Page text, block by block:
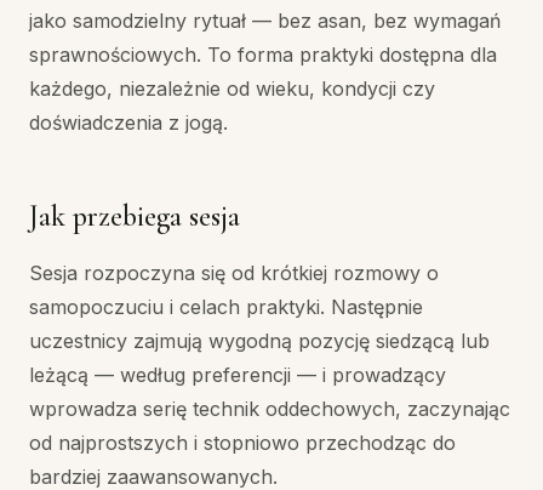
jako samodzielny rytuał — bez asan, bez wymagań
sprawnościowych. To forma praktyki dostępna dla
każdego, niezależnie od wieku, kondycji czy
doświadczenia z jogą.
Jak przebiega sesja
Sesja rozpoczyna się od krótkiej rozmowy o
samopoczuciu i celach praktyki. Następnie
uczestnicy zajmują wygodną pozycję siedzącą lub
leżącą — według preferencji — i prowadzący
wprowadza serię technik oddechowych, zaczynając
od najprostszych i stopniowo przechodząc do
bardziej zaawansowanych.